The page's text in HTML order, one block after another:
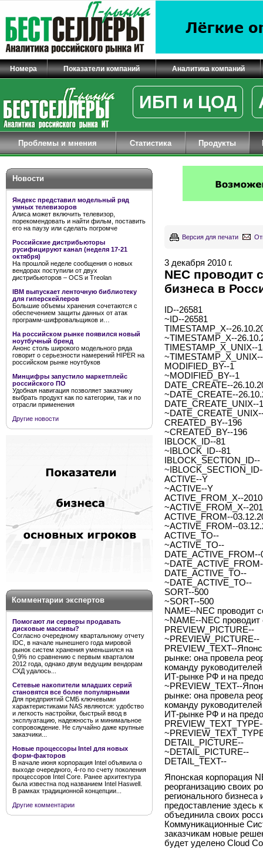
Номера Показатели компаний Аналитика компаний
ИБП и ЦОД
Проблемы и мнения Статистика Продукты
Новости
Яндекс представил модельный ряд
умных телевизоров
Алиса может включить телевизор,
порекомендовать и найти фильм, поставить
его на паузу или сделать погромче
Российские дистрибьюторы
русифицируют канал (неделя 17-21
октября)
На прошлой неделе сообщения о новых
вендорах поступили от двух
дистрибьюторов – OCS и Treolan
IBM выпускает ленточную библиотеку
для гиперскейлеров
Большие объемы хранения сочетаются с
обеспечением защиты данных от атак
программ-шифровальщиков и…
На российском рынке появился новый
ноутбучный бренд
Анонс столь широкого модельного ряда
говорит о серьезности намерений HIPER на
российском рынке ноутбуков
Минцифры запустило маркетплейс
российского ПО
Удобная навигация позволяет заказчику
выбрать продукт как по категории, так и по
отрасли применения
Другие новости
Комментарии экспертов
Помогают ли серверы продавать
дисковые массивы?
Согласно очередному квартальному отчету
IDC, в начале нынешнего года мировой
рынок систем хранения уменьшился на
0,9% по сравнению с первым кварталом
2012 года, однако двум ведущим вендорам
СХД удалось...
Сетевые накопители младших серий
становятся все более популярными
Для предприятий СМБ ключевыми
характеристиками NAS являются: удобство
и легкость настройки, быстрый ввод в
эксплуатацию, надежность и минимальное
сопровождение. Не случайно даже крупные
заказчики...
Новые процессоры Intel для новых
форм-факторов
В начале июня корпорация Intel объявила о
выходе очередного, 4-го по счету поколения
процессоров Intel Core. Ранее архитектура
была известна под названием Intel Haswell.
В рамках традиционной концепции...
Другие комментарии
Версия для печати
3 декабря 2010 г.
NEC проводит
бизнеса в
ID--26581
~ID--26581
TIMESTAMP_X--
~TIMESTAMP_X--
TIMESTAMP_X_UNIX--
MODIFIED_BY--1
~MODIFIED_BY--1
DATE_CREATE--
~DATE_CREATE--
DATE_CREATE_UNIX--
CREATED_BY--196
~CREATED_BY--196
IBLOCK_ID--81
~IBLOCK_ID--81
IBLOCK_SECTION_ID--
ACTIVE--Y
~ACTIVE--Y
ACTIVE_FROM_X--
~ACTIVE_FROM_X--
ACTIVE_FROM--
~ACTIVE_FROM--
ACTIVE_TO--
~ACTIVE_TO--
DATE_ACTIVE_FROM--
DATE_ACTIVE_TO--
~DATE_ACTIVE_TO--
SORT--500
~SORT--500
NAME--NEC проводит
~NAME--NEC проводит
PREVIEW_PICTURE--
~PREVIEW_PICTURE--
PREVIEW_TEXT--
рынке: она провела
команду
ИТ-рынке РФ и на
~PREVIEW_TEXT--
рынке: она провела
команду
ИТ-рынке РФ и на
DETAIL_PICTURE--
~DETAIL_PICTURE--
DETAIL_TEXT--
Японская корпорация
реорганизацию своих
регионального
предоставление
объединила своих
Коммуникационные
заказчикам новые
будет уделено Cloud